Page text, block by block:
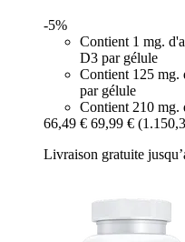
-5%
Contient 1 mg.
D3 par gélule
Contient 125 mg.
par gélule
Contient 210 mg.
66,49 € 69,99 €
Livraison gratuite